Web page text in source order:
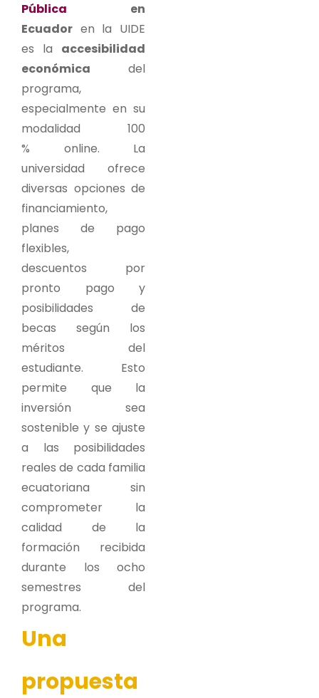
Pública en
Ecuador en la UIDE
es la accesibilidad
económica del
programa,
especialmente en su
modalidad 100
% online. La
universidad ofrece
diversas opciones de
financiamiento,
planes de pago
flexibles,
descuentos por
pronto pago y
posibilidades de
becas según los
méritos del
estudiante. Esto
permite que la
inversión sea
sostenible y se ajuste
a las posibilidades
reales de cada familia
ecuatoriana sin
comprometer la
calidad de la
formación recibida
durante los ocho
semestres del
programa.
Una
propuesta